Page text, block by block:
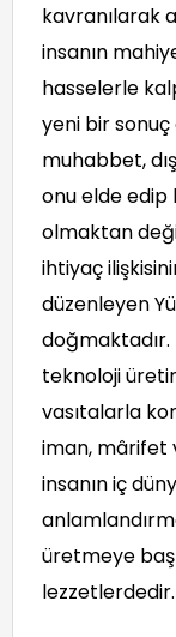
kavranılarak
insanın
hasselerle
yeni bir
muhabbet,
onu elde edip
olmaktan
ihtiyaç
düzenleyen
teknoloji
vasıtalarla
iman, mârifet
insanın iç
üretmeye
lezzetlerdedir.